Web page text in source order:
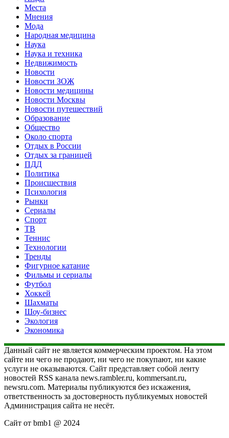
Места
Мнения
Мода
Народная медицина
Наука
Наука и техника
Недвижимость
Новости
Новости ЗОЖ
Новости медицины
Новости Москвы
Новости путешествий
Образование
Общество
Около спорта
Отдых в России
Отдых за границей
ПДД
Политика
Происшествия
Психология
Рынки
Сериалы
Спорт
ТВ
Теннис
Технологии
Тренды
Фигурное катание
Фильмы и сериалы
Футбол
Хоккей
Шахматы
Шоу-бизнес
Экология
Экономика
Данный сайт не является коммерческим проектом. На этом
сайте ни чего не продают, ни чего не покупают, ни какие
услуги не оказываются. Сайт представляет собой ленту
новостей RSS канала news.rambler.ru, kommersant.ru,
newsru.com. Материалы публикуются без искажения,
ответственность за достоверность публикуемых новостей
Администрация сайта не несёт.
Сайт от bmb1 @ 2024